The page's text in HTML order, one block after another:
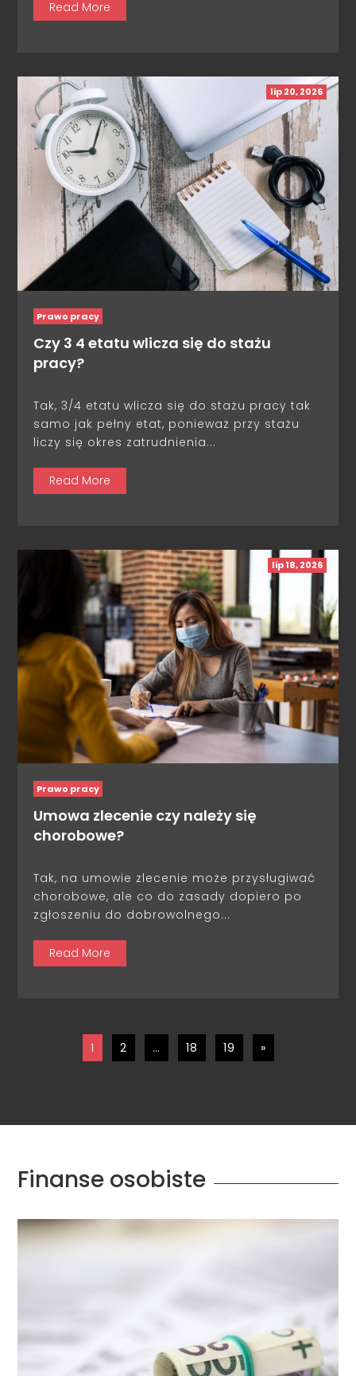
Read More
lip 20, 2026
Prawo pracy
Czy 3 4 etatu wlicza się do stażu
pracy?
Tak, 3/4 etatu wlicza się do stażu pracy tak
samo jak pełny etat, ponieważ przy stażu
liczy się okres zatrudnienia...
Read More
lip 18, 2026
Prawo pracy
Umowa zlecenie czy należy się
chorobowe?
Tak, na umowie zlecenie może przysługiwać
chorobowe, ale co do zasady dopiero po
zgłoszeniu do dobrowolnego...
Read More
1 2 … 18 19 »
Finanse osobiste